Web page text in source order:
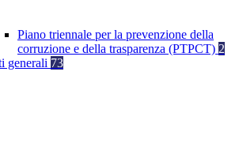
Piano triennale per la prevenzione della
corruzione e della trasparenza (PTPCT) 2
generali 73